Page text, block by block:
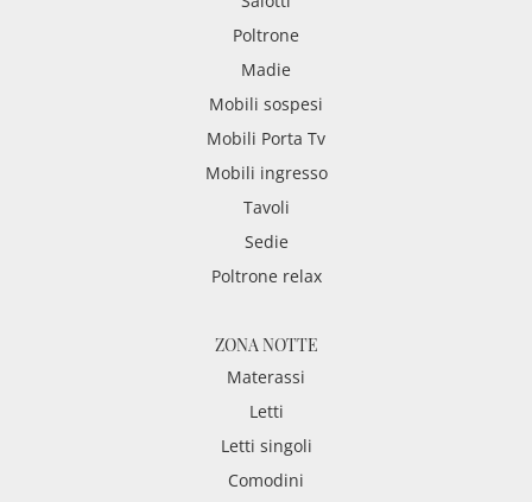
Poltrone
Madie
Mobili sospesi
Mobili Porta Tv
Mobili ingresso
Tavoli
Sedie
Poltrone relax
ZONA NOTTE
Materassi
Letti
Letti singoli
Comodini